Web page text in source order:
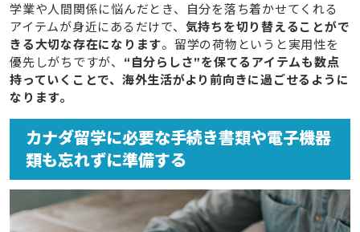
学業や人間関係に悩んだとき、自分を落ち着かせてくれる
アイテムが身近にあるだけで、 気持ちを切り替えることがで
きる大切な存在になります。留学の荷物というと実用性を
優先しがちですが、 “自分らしさ”を保てるアイテムも数点
持っていくことで、海外生活がより前向きに過ごせるように
なります。
カナダ留学に必要な手続き書類や電子機器
類も忘れずに準備する